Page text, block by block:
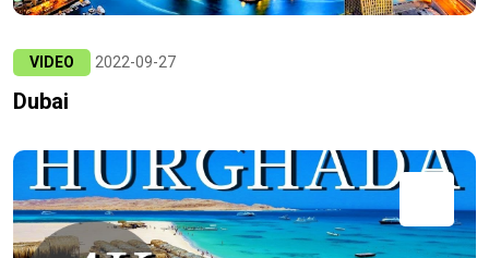
VIDEO 2022-09-27
Dubai